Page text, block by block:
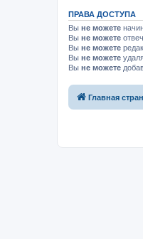
ПРАВА ДОСТУПА
Вы не можете
Вы не можете
Вы не можете
Вы не можете
Вы не можете
Главная